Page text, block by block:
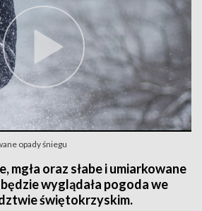
opady śniegu
mgła oraz słabe i umiarkowane
wyglądała pogoda we
świętokrzyskim.